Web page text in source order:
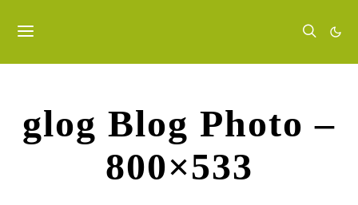
glog Blog Photo –
800×533